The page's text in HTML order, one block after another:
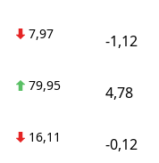
7,97 -1,12
79,95 4,78
16,11 -0,12